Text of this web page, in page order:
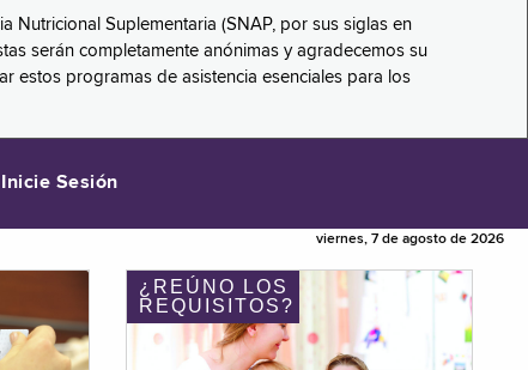
Nutricional Suplementaria (SNAP, por sus siglas en
serán completamente anónimas y agradecemos su
estos programas de asistencia esenciales para los
Inicie Sesión
viernes, 7 de agosto de 2026
¿REÚNO LOS
REQUISITOS?